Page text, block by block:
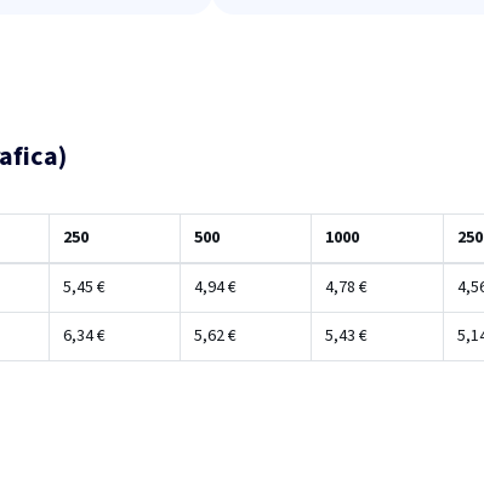
250 500 1000
5,45 € 4,94 € 4,78 €
6,34 € 5,62 € 5,43 €